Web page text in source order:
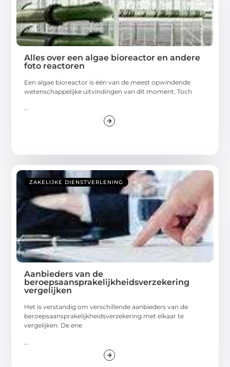
Alles over een algae bioreactor en andere
foto reactoren
Een algae bioreactor is één van de meest opwindende
wetenschappelijke uitvindingen van dit moment. Toch
...
ZAKELIJKE DIENSTVERLENING
Aanbieders van de
beroepsaansprakelijkheidsverzekering
vergelijken
Het is verstandig om verschillende aanbieders van de
beroepsaansprakelijkheidsverzekering met elkaar te
vergelijken. De ene